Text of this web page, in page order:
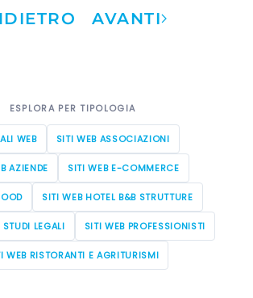
AVANTI
ESPLORA PER TIPOLOGIA
WEB SITI WEB ASSOCIAZIONI
AZIENDE SITI WEB E-COMMERCE
SITI WEB HOTEL B&B STRUTTURE
STUDI LEGALI SITI WEB PROFESSIONISTI
WEB RISTORANTI E AGRITURISMI